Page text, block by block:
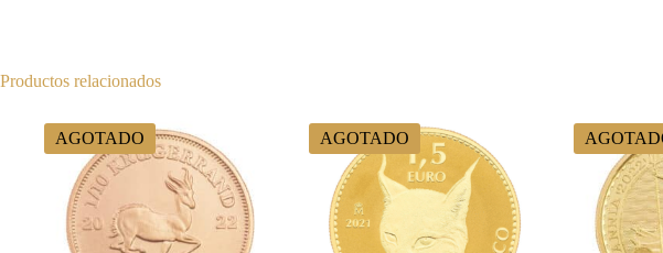
Productos relacionados
AGOTADO AGOTADO